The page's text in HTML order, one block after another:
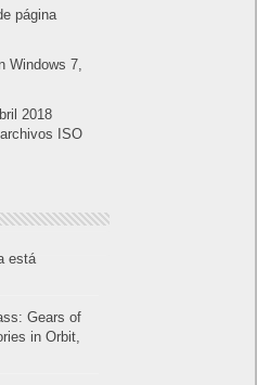
página
Windows 7,
2018
ISO
está
Gears of
in Orbit,